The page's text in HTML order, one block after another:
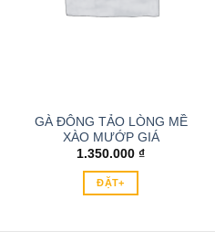
GÀ ĐÔNG TẢO LÒNG MỀ
XÀO MƯỚP GIÁ
1.350.000 ₫
ĐẶT+